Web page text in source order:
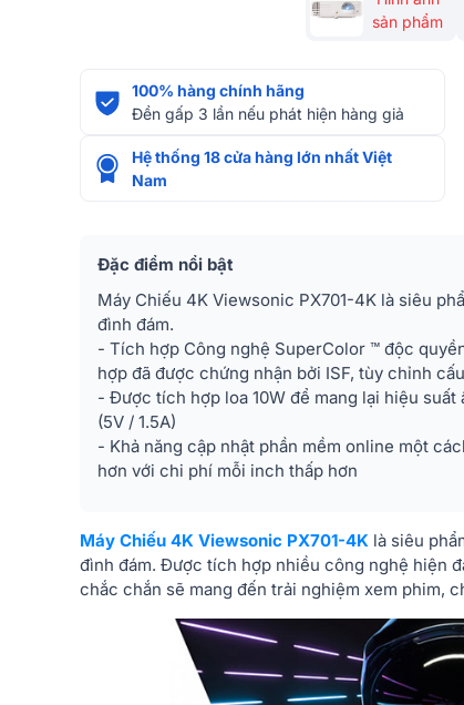
sản phẩm
100% hàng chính hãng
Đền gấp 3 lần nếu phát hiện hàng giả
Hệ thống 18 cửa hàng lớn nhất Việt
Nam
Đặc điểm nổi bật
Máy Chiếu 4K Viewsonic PX701-4K là siêu
đình đám.
- Tích hợp Công nghệ SuperColor ™ độc
hợp đã được chứng nhận bởi ISF, tùy chỉnh
- Được tích hợp loa 10W để mang lại hiệu
(5V / 1.5A)
- Khả năng cập nhật phần mềm online một
hơn với chi phí mỗi inch thấp hơn
Máy Chiếu 4K Viewsonic PX701-4K là siêu
đình đám. Được tích hợp nhiều công nghệ hiện
chắc chắn sẽ mang đến trải nghiệm xem phim,